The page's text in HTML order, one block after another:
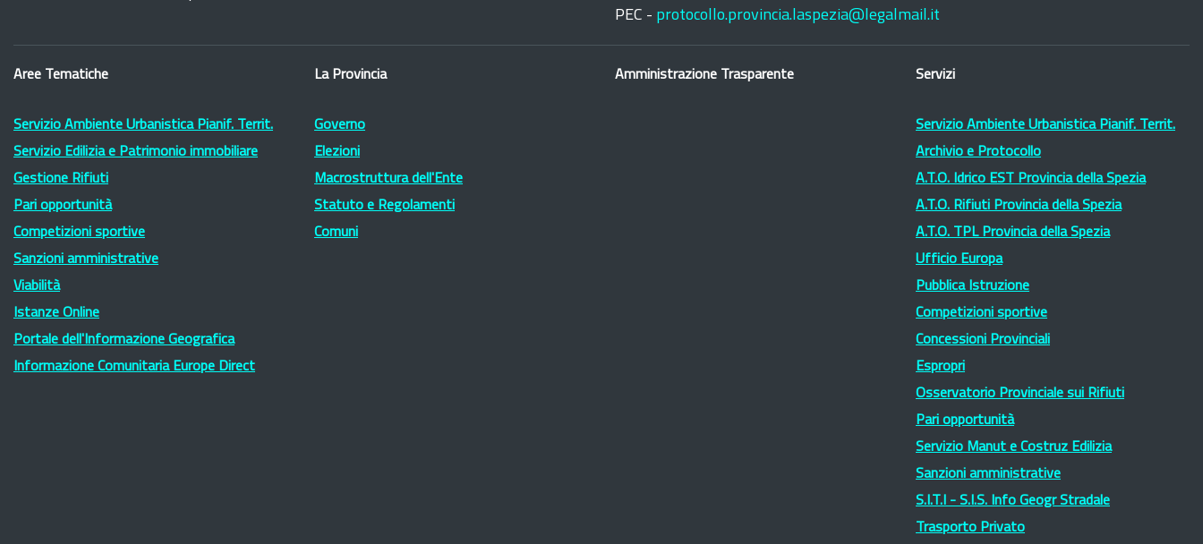
PEC - protocollo.provincia.laspezia@legalmail.it
Aree Tematiche
Servizio Ambiente Urbanistica Pianif. Territ.
Servizio Edilizia e Patrimonio immobiliare
Gestione Rifiuti
Pari opportunità
Competizioni sportive
Sanzioni amministrative
Viabilità
Istanze Online
Portale dell'Informazione Geografica
Informazione Comunitaria Europe Direct
La Provincia
Governo
Elezioni
Macrostruttura dell'Ente
Statuto e Regolamenti
Comuni
Amministrazione Trasparente Servizi
Servizio Ambiente Urbanistica Pianif. Territ.
Archivio e Protocollo
A.T.O. Idrico EST Provincia della Spezia
A.T.O. Rifiuti Provincia della Spezia
A.T.O. TPL Provincia della Spezia
Ufficio Europa
Pubblica Istruzione
Competizioni sportive
Concessioni Provinciali
Espropri
Osservatorio Provinciale sui Rifiuti
Pari opportunità
Servizio Manut e Costruz Edilizia
Sanzioni amministrative
S.I.T.I - S.I.S. Info Geogr Stradale
Trasporto Privato